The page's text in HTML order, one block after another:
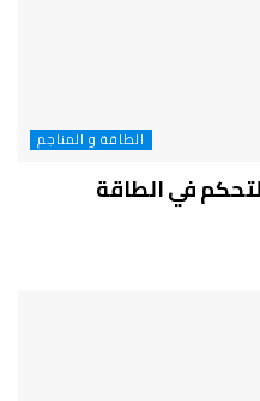
الطاقة و المناجم
في الطاقة